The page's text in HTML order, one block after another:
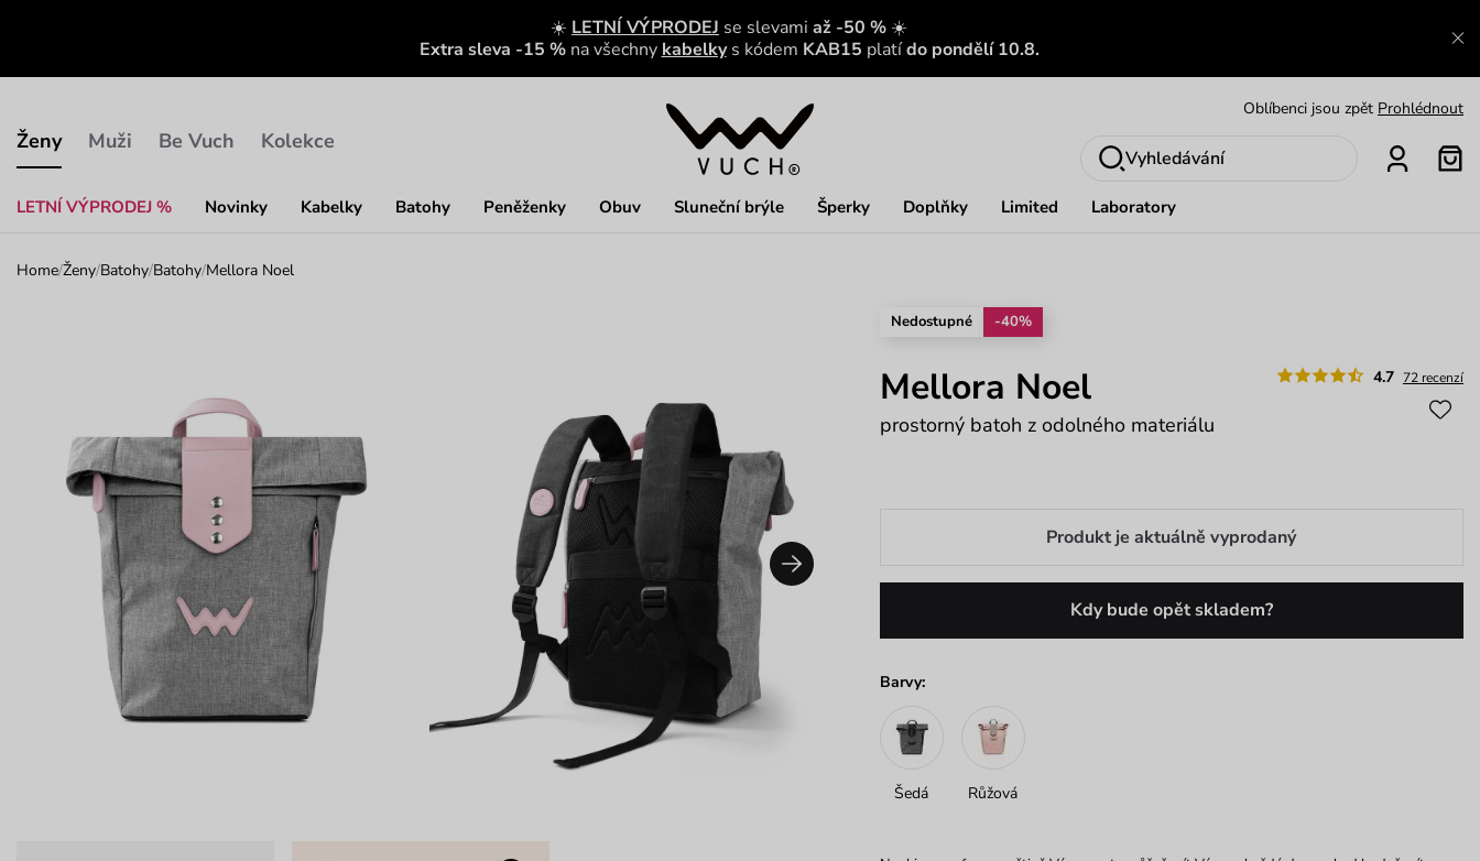
☀️ LETNÍ VÝPRODEJ se slevami až -50 % ☀️
Extra sleva -15 % na všechny kabelky s kódem KAB15 platído pondělí 10.8.
Ženy
LETNÍ VÝPRODEJ % Novinky Kabelky Batohy Peněženky Obuv Sluneční brýle Šperky Doplňky Limited Laboratory
Muži Be Vuch Kolekce
Oblíbenci jsou zpět Prohlédnout
Nech se inspirovat Ukázat
Vyhledávání
Home/Ženy/Batohy/Batohy/Mellora Noel
Nedostupné -40%
4.7 72 recenzí
Mellora Noel
prostorný batoh z odolného materiálu
Produkt je aktuálně vyprodaný
Kdy bude opět skladem?
Barvy:
Šedá Růžová